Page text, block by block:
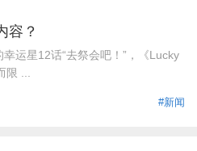
容？
星12话“去祭会吧！”，《Lucky
...
#新闻